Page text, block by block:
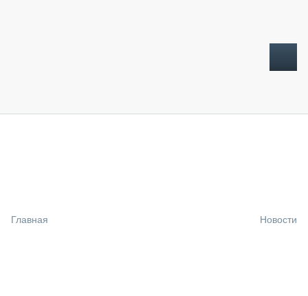
Главная Новости